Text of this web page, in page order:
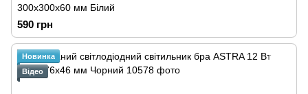
300х300х60 мм Білий
590 грн
Новинка
Відео